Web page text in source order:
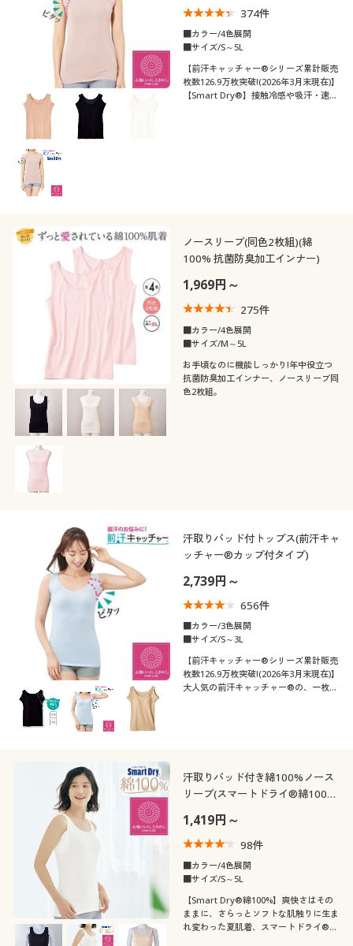
カーテン・ラグ・ファブリック
制服・学生服
ジュニア・ティーンズ下着
大きいサイズ通販すべて
大きいサイズ レディース服
大きいサイズ レディース下着
大きいサイズ メンズ
バーゲン
バーゲンセール
シークレットセール
詳細検索
商品カテゴリ一覧
カタログ
カタログ・チラシからのご注文
デジタルカタログ
カタログ無料プレゼント
会員メニュー
マイページ
閲覧履歴
お気に入り
サポート
ご利用ガイド
よくある質問とお問い合わせ
(4〜4.9)
(3〜3.9)
レディースサ
イズ
ブラカップサ
イズ
A B D E
こだわり条件
で絞り込む
柄・デザイン
総柄 幾何学模様
Ｖネック
クルーネック・丸首
ボートネック
ノースリーブ 七分袖
半袖
素材
コットン・綿100 ナイロン
キルティング
ウール ガーゼ
シフォン
スエード
フリース
機能・特徴
抗菌防臭
ストレッチ
ウォッシャブル(洗
える)
脇汗・汗取り
ＵＶカット・紫外線
対策
消臭
シーン
スポーツ
スクール
ベーシック
ナチュラル
着用感
年代
20代 30代
50代
シーズン
春
～
解除する
374件
■カラー/4色展開
■サイズ/S～5L
【前汗キャッチャー®シリーズ累計販売
枚数126.9万枚突破!(2026年3月末現在)】
【Smart Dry®】接触冷感や吸汗・速
ノースリーブ(同色2枚組)(綿
100% 抗菌防臭加工インナー)
1,969円～
275件
■カラー/4色展開
■サイズ/M～5L
お手頃なのに機能しっかり!年中役立つ
抗菌防臭加工インナー、ノースリーブ同
色2枚組。
汗取りパッド付トップス(前汗キャ
ッチャー®カップ付タイプ)
2,739円～
656件
■カラー/3色展開
■サイズ/S～3L
【前汗キャッチャー®シリーズ累計販売
枚数126.9万枚突破!(2026年3月末現在)】
大人気の前汗キャッチャー®の、一枚で
汗取りパッド付き綿100%ノース
リーブ(スマートドライ®綿100%
1,419円～
98件
■カラー/4色展開
■サイズ/S～5L
【Smart Dry®綿100%】爽快さはその
ままに、さらっとソフトな肌触りに生ま
れ変わった夏肌着、スマートドライ®綿